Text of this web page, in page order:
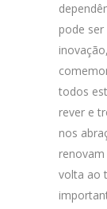
pode
todos
rever e
nos
volta ao